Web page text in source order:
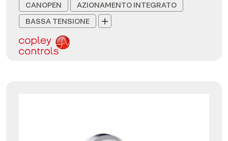
CANOPEN
AZIONAMENTO INTEGRATO
BASSA TENSIONE